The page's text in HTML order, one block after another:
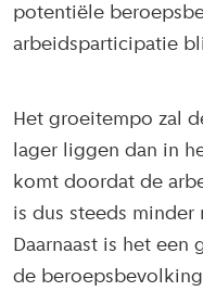
potentiële
arbeidsparticipatie
Het groeitempo zal
lager liggen dan in
komt doordat de
is dus steeds
Daarnaast is het een
de